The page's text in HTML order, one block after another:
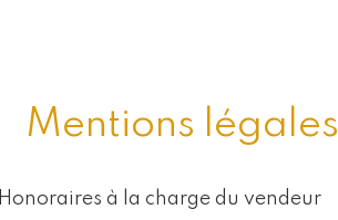
Mentions légales
Honoraires à la charge du vendeur